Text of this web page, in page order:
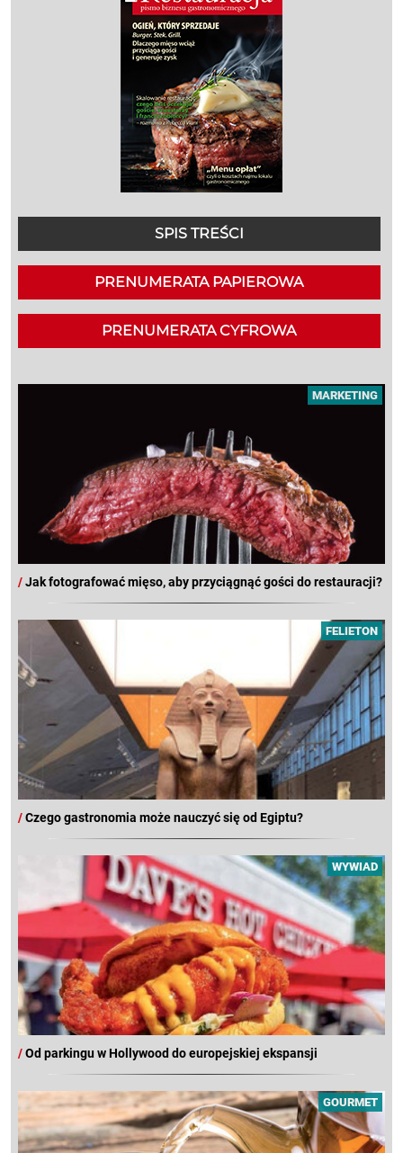
SPIS TREŚCI
PRENUMERATA PAPIEROWA
PRENUMERATA CYFROWA
MARKETING
/Jak fotografować mięso, aby przyciągnąć gości do restauracji?
FELIETON
/Czego gastronomia może nauczyć się od Egiptu?
WYWIAD
/Od parkingu w Hollywood do europejskiej ekspansji
GOURMET